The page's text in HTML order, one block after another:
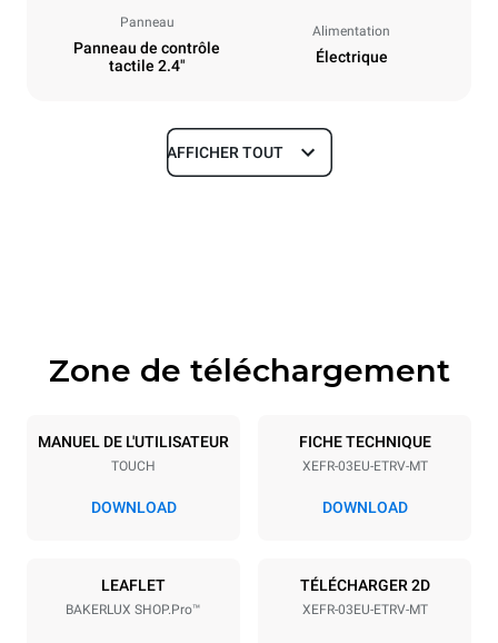
Panneau
Panneau de contrôle
tactile 2.4"
Alimentation
Électrique
Dimensions
Caractéristiques de la plaque
3 600x400
Espace entre les plaques
AFFICHER TOUT
Zone de téléchargement
MANUEL DE L'UTILISATEUR
TOUCH
DOWNLOAD
FICHE TECHNIQUE
XEFR-03EU-ETRV-MT
DOWNLOAD
LEAFLET
BAKERLUX SHOP.Pro™
TÉLÉCHARGER 2D
XEFR-03EU-ETRV-MT